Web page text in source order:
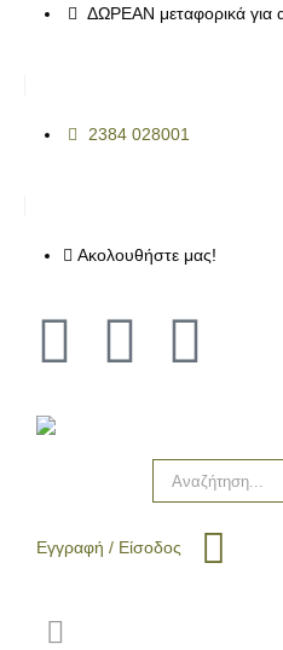
ΔΩΡΕΑΝ μεταφορικά για
2384 028001
Ακολουθήστε μας!
Εγγραφή / Είσοδος